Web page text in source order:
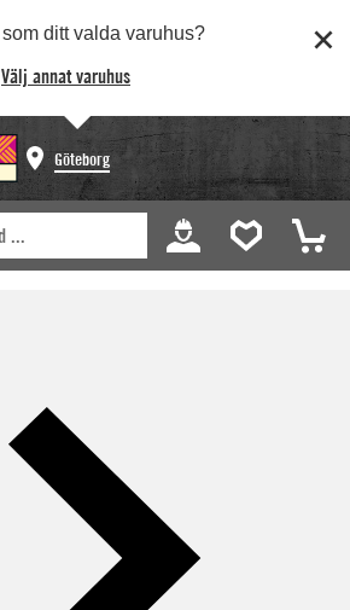
som ditt valda varuhus?
Välj annat varuhus
Göteborg